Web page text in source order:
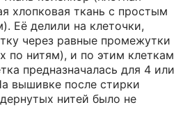
хлопковая ткань с простым
Её делили на клеточки,
через равные промежутки
по нитям), и по этим клеткам
предназначалась для 4 или
вышивке после стирки
нитей было не